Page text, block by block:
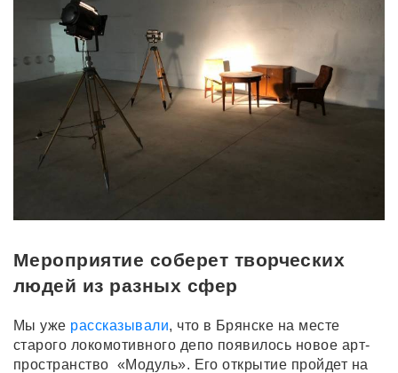
Мероприятие соберет творческих
людей из разных сфер
Мы уже рассказывали, что в Брянске на месте
старого локомотивного депо появилось новое арт-
пространство «Модуль». Его открытие пройдет на